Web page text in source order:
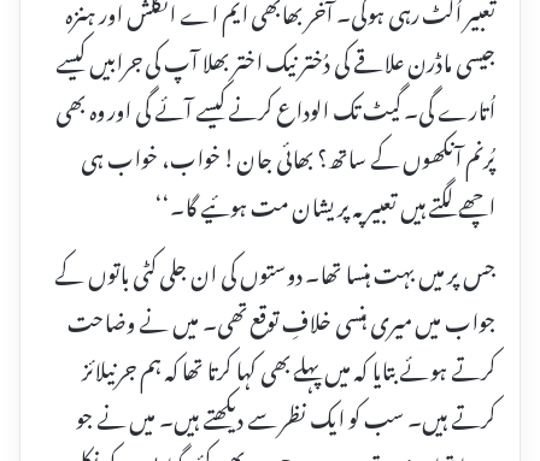
جیسی ماڈرن علاقے کی دُختر نیک اختر بھلا آپ کی جرابیں کیسے
اُتارے گی۔ گیٹ تک الوداع کرنے کیسے آئے گی اور وہ بھی
پُرنم آنکھوں کے ساتھ؟ بھائی جان! خواب، خواب ہی
اچھے لگتے ہیں تعبیر پہ پریشان مت ہوئیے گا۔‘‘
جس پر میں بہت ہنسا تھا۔ دوستوں کی ان جلی کٹی باتوں کے
جواب میں میری ہنسی خلافِ توقع تھی۔ میں نے وضاحت
کرتے ہوئے بتایا کہ میں پہلے بھی کہا کرتا تھا کہ ہم جرنیلائز
کرتے ہیں۔ سب کو ایک نظر سے دیکھتے ہیں۔ میں نے جو